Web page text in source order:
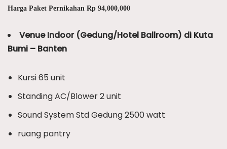
Harga Paket Pernikahan Rp 94,000,000
Venue Indoor (Gedung/Hotel Ballroom) di Kuta
Bumi – Banten
Kursi 65 unit
Standing AC/Blower 2 unit
Sound System Std Gedung 2500 watt
ruang pantry